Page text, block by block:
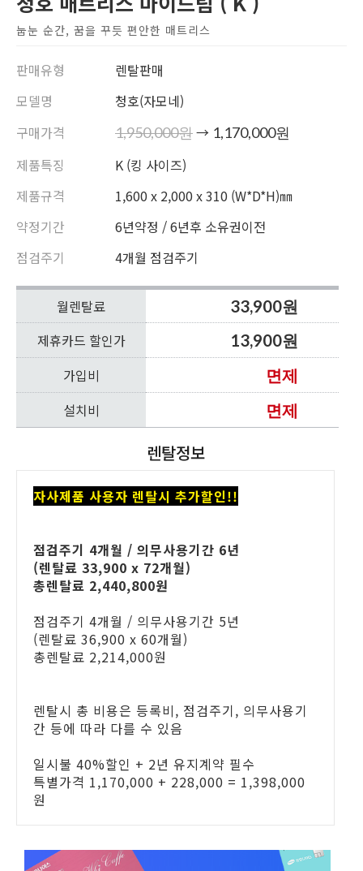
눕눈 순간, 꿈을 꾸듯 편안한 매트리스
판매유형
렌탈판매
모델명
청호(자모네)
구매가격
1,950,000원→ 1,170,000원
제품특징
K (킹 사이즈)
제품규격
1,600 x 2,000 x 310 (W*D*H)㎜
약정기간
6년약정 / 6년후 소유권이전
점검주기
4개월 점검주기
월렌탈료
33,900원
제휴카드 할인가
13,900원
가입비
면제
설치비
면제
렌탈정보
자사제품 사용자 렌탈시 추가할인!!
점검주기 4개월 / 의무사용기간 6년
(렌탈료 33,900 x 72개월)
총렌탈료 2,440,800원
점검주기 4개월 / 의무사용기간 5년
(렌탈료 36,900 x 60개월)
총렌탈료 2,214,000원
렌탈시 총 비용은 등록비, 점검주기, 의무사용기
간 등에 따라 다를 수 있음
일시불 40%할인 + 2년 유지계약 필수
특별가격 1,170,000 + 228,000 = 1,398,000
원